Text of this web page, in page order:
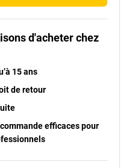
d'acheter chez
15 ans
de retour
efficaces pour